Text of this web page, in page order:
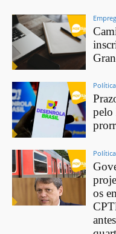
pelo
os